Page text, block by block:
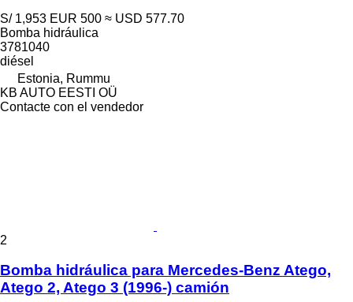
S/ 1,953 EUR 500 ≈ USD 577.70
Bomba hidráulica
3781040
diésel
Estonia, Rummu
KB AUTO EESTI OÜ
Contacte con el vendedor
2
Bomba hidráulica para Mercedes-Benz Atego,
Atego 2, Atego 3 (1996-) camión